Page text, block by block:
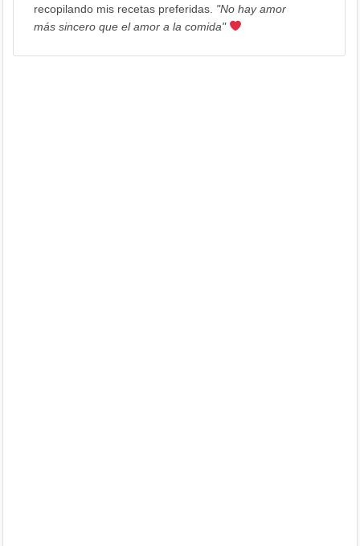
recopilando mis recetas preferidas. "No hay amor
más sincero que el amor a la comida"